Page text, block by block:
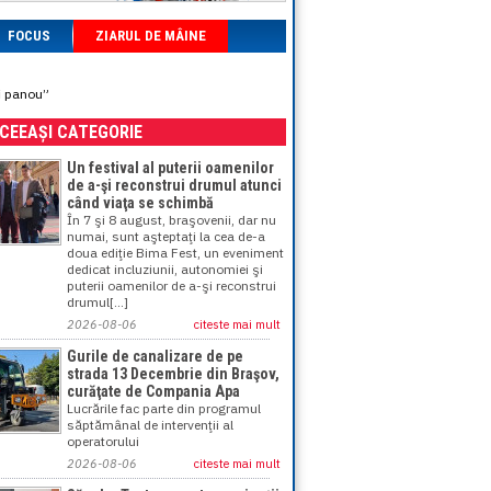
FOCUS ZIARUL DE MÂINE
panou”
CATEGORIE
Un festival al puterii oamenilor
de a-şi reconstrui drumul atunci
când viaţa se schimbă
În 7 şi 8 august, braşovenii, dar nu
numai, sunt aşteptaţi la cea de-a
doua ediţie Bima Fest, un eveniment
dedicat incluziunii, autonomiei şi
puterii oamenilor de a-şi reconstrui
drumul[...]
2026-08-06 citeste mai mult
Gurile de canalizare de pe
strada 13 Decembrie din Braşov,
curăţate de Compania Apa
Lucrările fac parte din programul
săptămânal de intervenţii al
operatorului
2026-08-06 citeste mai mult